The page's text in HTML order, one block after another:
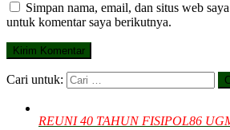
Simpan nama, email, dan situs web
untuk komentar saya berikutnya.
Cari untuk:
REUNI 40 TAHUN FISIPOL86